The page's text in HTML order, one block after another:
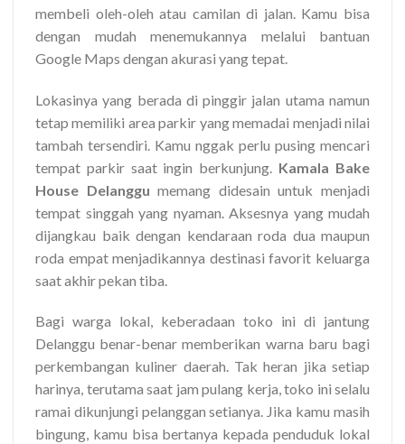
membeli oleh-oleh atau camilan di jalan. Kamu bisa
dengan mudah menemukannya melalui bantuan
Google Maps dengan akurasi yang tepat.
Lokasinya yang berada di pinggir jalan utama namun
tetap memiliki area parkir yang memadai menjadi nilai
tambah tersendiri. Kamu nggak perlu pusing mencari
tempat parkir saat ingin berkunjung. Kamala Bake
House Delanggu memang didesain untuk menjadi
tempat singgah yang nyaman. Aksesnya yang mudah
dijangkau baik dengan kendaraan roda dua maupun
roda empat menjadikannya destinasi favorit keluarga
saat akhir pekan tiba.
Bagi warga lokal, keberadaan toko ini di jantung
Delanggu benar-benar memberikan warna baru bagi
perkembangan kuliner daerah. Tak heran jika setiap
harinya, terutama saat jam pulang kerja, toko ini selalu
ramai dikunjungi pelanggan setianya. Jika kamu masih
bingung, kamu bisa bertanya kepada penduduk lokal